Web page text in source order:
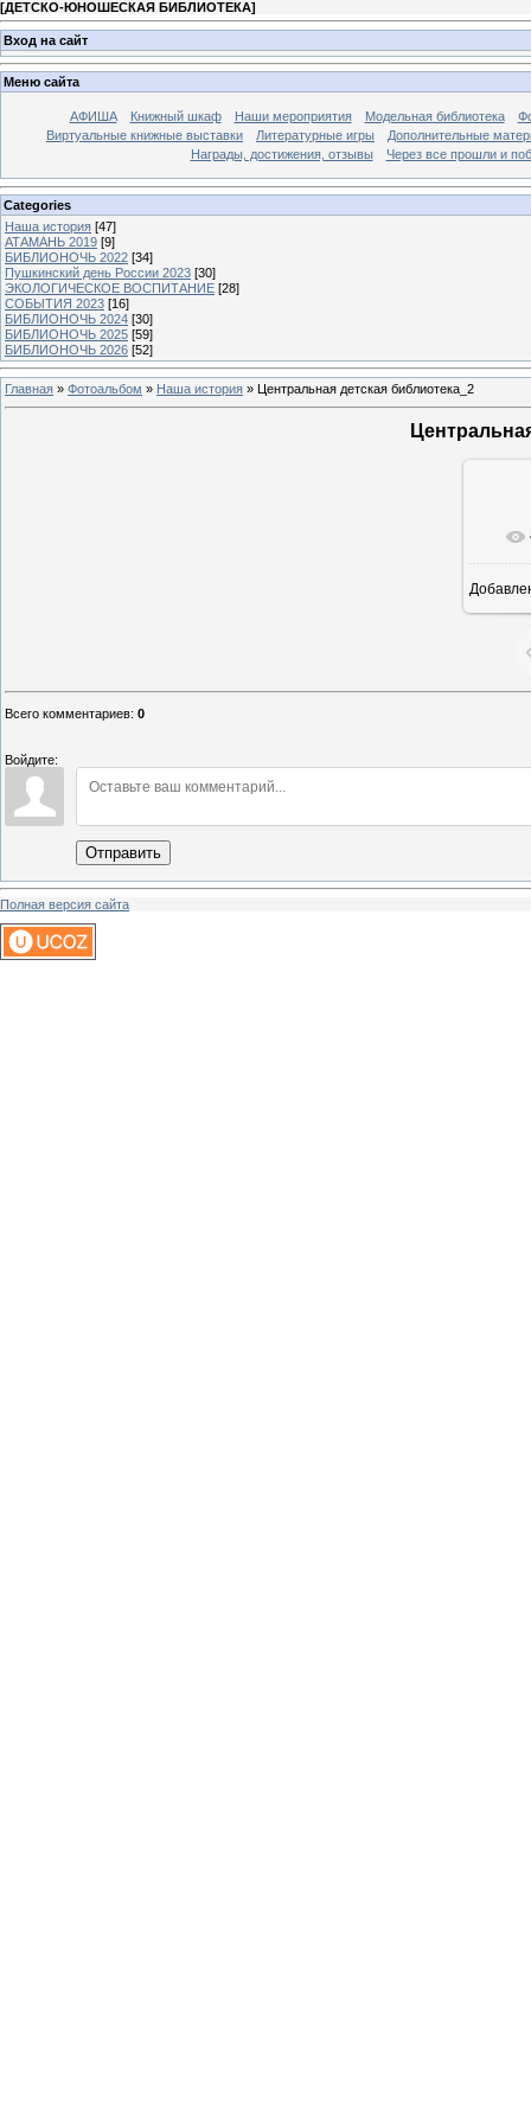
[ДЕТСКО-ЮНОШЕСКАЯ БИБЛИОТЕКА]
Вход на сайт
Меню сайта
АФИША Книжный шкаф Наши мероприятия Модельная библиотека
Виртуальные книжные выставки
Литературные игры
Дополнительные
Награды, достижения, отзывы
Через все прошли и
Categories
Наша история [47]
АТАМАНЬ 2019 [9]
БИБЛИОНОЧЬ 2022 [34]
Пушкинский день России 2023 [30]
ЭКОЛОГИЧЕСКОЕ ВОСПИТАНИЕ [28]
СОБЫТИЯ 2023 [16]
БИБЛИОНОЧЬ 2024 [30]
БИБЛИОНОЧЬ 2025 [59]
БИБЛИОНОЧЬ 2026 [52]
Главная » Фотоальбом » Наша история » Центральная детская библиотека_2
Всего комментариев: 0
Войдите:
Отправить
Полная версия сайта